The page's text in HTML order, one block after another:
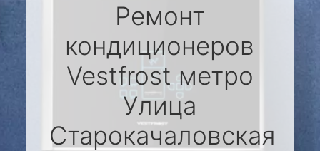
Ремонт
кондиционеров
Vestfrostметро
Улица
Старокачаловская